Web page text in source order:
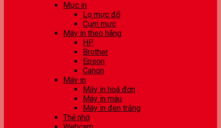
Mực in
Lọ mực đổ
Cụm mực
Máy in theo hãng
HP
Brother
Epson
Canon
Máy in
Máy in hoá đơn
Máy in màu
Máy in đen trắng
Thẻ nhớ